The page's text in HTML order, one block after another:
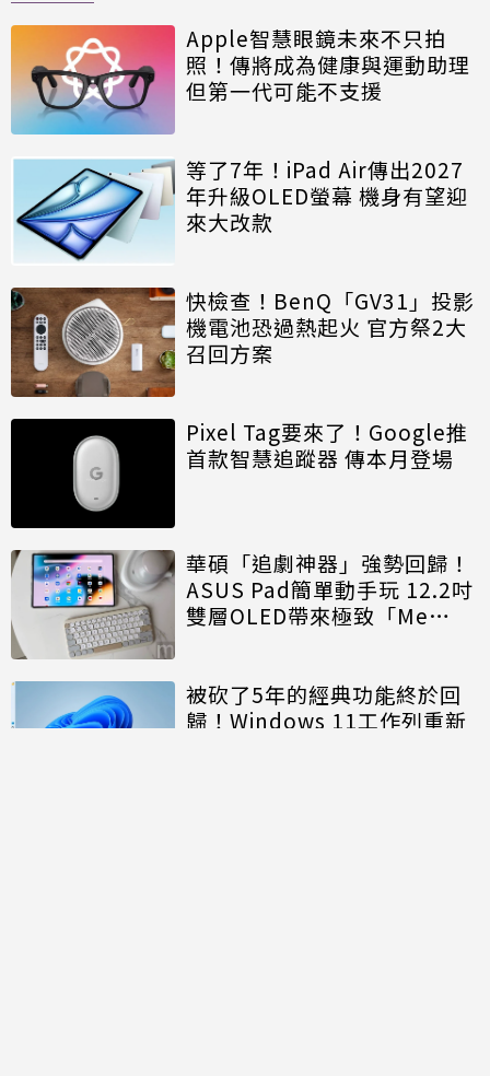
Apple智慧眼鏡未來不只拍
照！傳將成為健康與運動助理
但第一代可能不支援
等了7年！iPad Air傳出2027
年升級OLED螢幕 機身有望迎
來大改款
快檢查！BenQ「GV31」投影
機電池恐過熱起火 官方祭2大
召回方案
Pixel Tag要來了！Google推
首款智慧追蹤器 傳本月登場
華碩「追劇神器」強勢回歸！
ASUS Pad簡單動手玩 12.2吋
雙層OLED帶來極致「Me
被砍了5年的經典功能終於回
歸！Windows 11工作列重新